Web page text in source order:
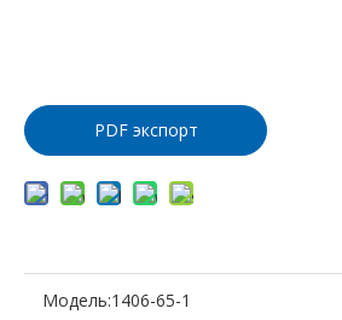
PDF экспорт
Модель:1406-65-1